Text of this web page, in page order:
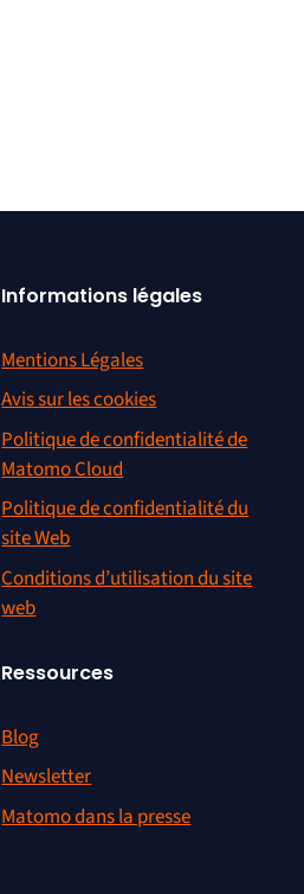
Informations légales
Mentions Légales
Avis sur les cookies
Politique de confidentialité de
Matomo Cloud
Politique de confidentialité du
site Web
Conditions d’utilisation du site
web
Ressources
Blog
Newsletter
Matomo dans la presse